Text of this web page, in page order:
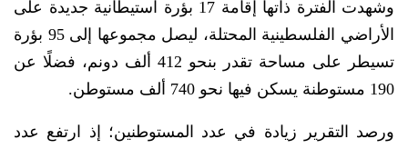
وشهدت الفترة ذاتها إقامة 17 بؤرة استيطانية جديدة على
الأراضي الفلسطينية المحتلة، ليصل مجموعها إلى 95 بؤرة
تسيطر على مساحة تقدر بنحو 412 ألف دونم، فضلًا عن
190 مستوطنة يسكن فيها نحو 740 ألف مستوطن.
ورصد التقرير زيادة في عدد المستوطنين؛ إذ ارتفع عدد